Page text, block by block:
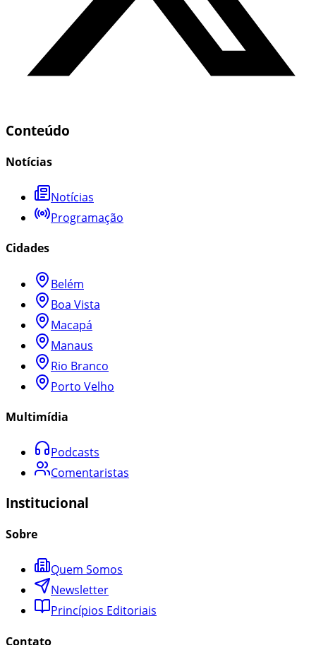
Conteúdo
Notícias
Notícias
Programação
Cidades
Belém
Boa Vista
Macapá
Manaus
Rio Branco
Porto Velho
Multimídia
Podcasts
Comentaristas
Institucional
Sobre
Quem Somos
Newsletter
Princípios Editoriais
Contato